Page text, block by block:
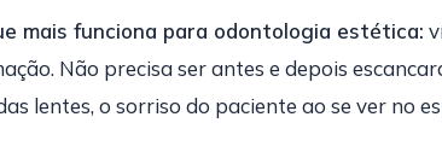
mais funciona para odontologia estética:
Não precisa ser antes e depois
lentes, o sorriso do paciente ao se ver no